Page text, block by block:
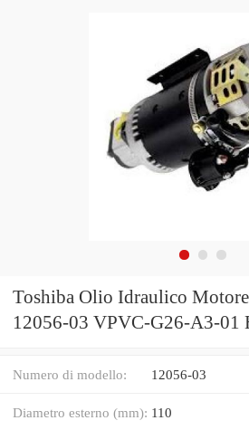
Toshiba Olio Idraulico
12056-03 VPVC-G26-A3-01
Numero di modello: 12056-03
Diametro esterno (mm): 110